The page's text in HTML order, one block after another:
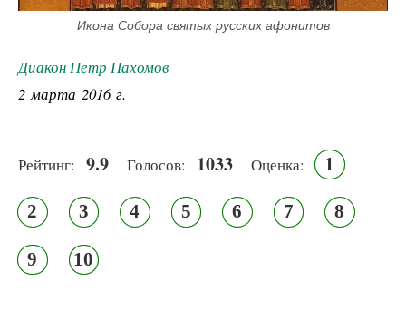
Икона Собора святых русских афонитов
Диакон Петр Пахомов
2 марта 2016 г.
Рейтинг: 9.9 Голосов: 1033 Оценка: 1
2 3 4 5 6 7 8
9 10